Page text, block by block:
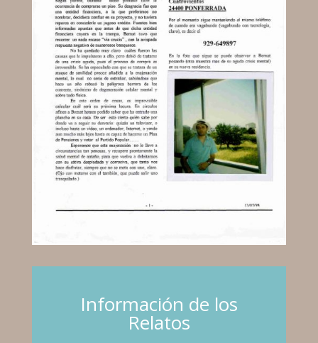
Información de los
Relatos